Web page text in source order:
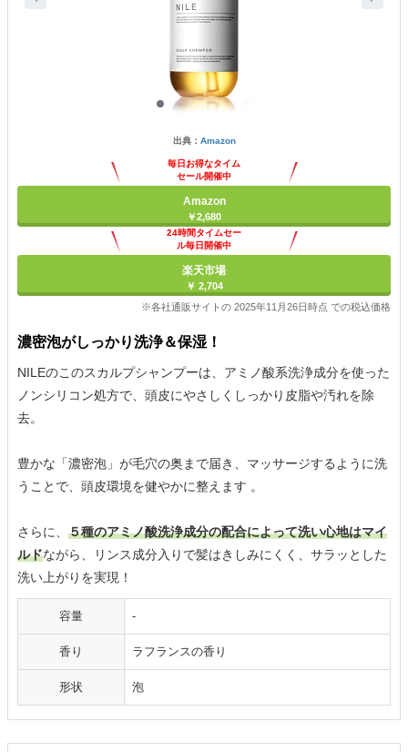
出典： Amazon
毎日お得なタイム
セール開催中
Amazon
￥2,680
24時間タイムセー
ル毎日開催中
楽天市場
￥ 2,704
※各社通販サイトの 2025年11月26日時点 での税込価格
濃密泡がしっかり洗浄＆保湿！
NILEのこのスカルプシャンプーは、アミノ酸系洗浄成分を使った
ノンシリコン処方で、頭皮にやさしくしっかり皮脂や汚れを除
去。
豊かな「濃密泡」が毛穴の奥まで届き、マッサージするように洗
うことで、頭皮環境を健やかに整えます 。
さらに、 ５種のアミノ酸洗浄成分の配合によって洗い心地はマイ
ルドながら、リンス成分入りで髪はきしみにくく、サラッとした
洗い上がりを実現！
容量 -
香り ラフランスの香り
形状 泡